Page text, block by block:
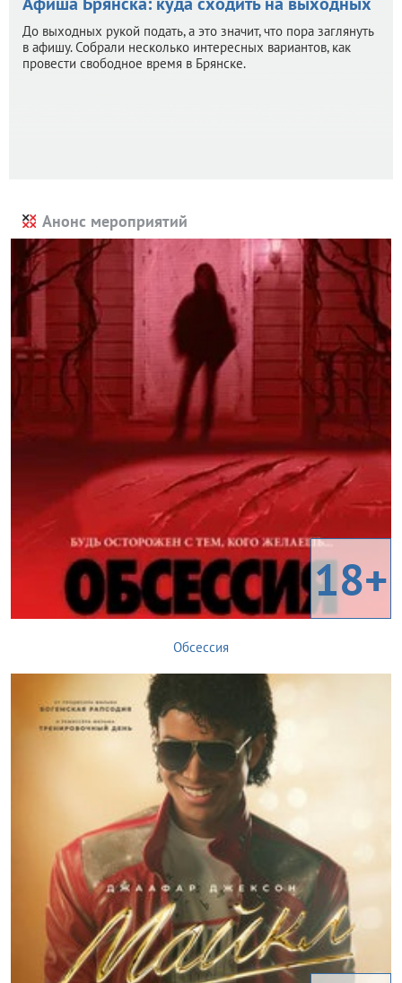
До выходных рукой подать, а это значит, что пора заглянуть
в афишу. Собрали несколько интересных вариантов, как
провести свободное время в Брянске.
Анонс мероприятий
18+
Обсессия